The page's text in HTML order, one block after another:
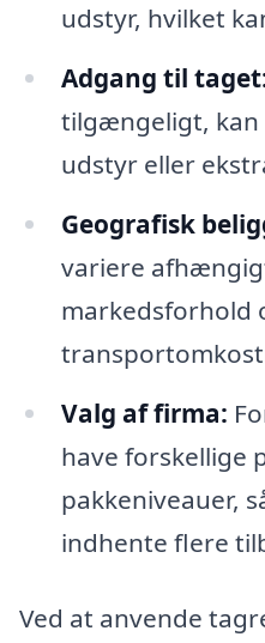
udstyr, hvilket
Adgang til
tilgængeligt, kan
udstyr eller
Geografisk
variere
markedsforhold
Valg af firma:
have forskellige
pakkeniveauer,
indhente flere
Ved at anvende